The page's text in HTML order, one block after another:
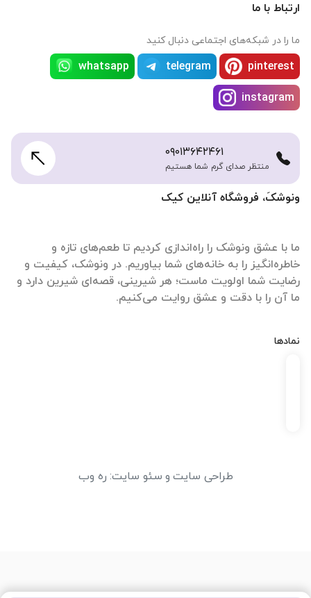
ونوشکَ، فروشگاه آنلاین کیک
ما با عشق ونوشک را راه‌اندازی کردیم تا طعم‌های تازه و
خاطره‌انگیز را به خانه‌های شما بیاوریم. در ونوشک، کیفیت و
رضایت شما اولویت ماست؛ هر شیرینی، قصه‌ای شیرین دارد و
ما آن را با دقت و عشق روایت می‌کنیم.
نمادها
ارتباط با ما
ما را در شبکه‌های اجتماعی دنبال کنید
pinterest
telegram
whatsapp
instagram
۰۹۰۱۳۶۴۲۴۶۱
منتظر صدای گرم شما هستیم
طراحی سایت و سئو سایت: ره وب